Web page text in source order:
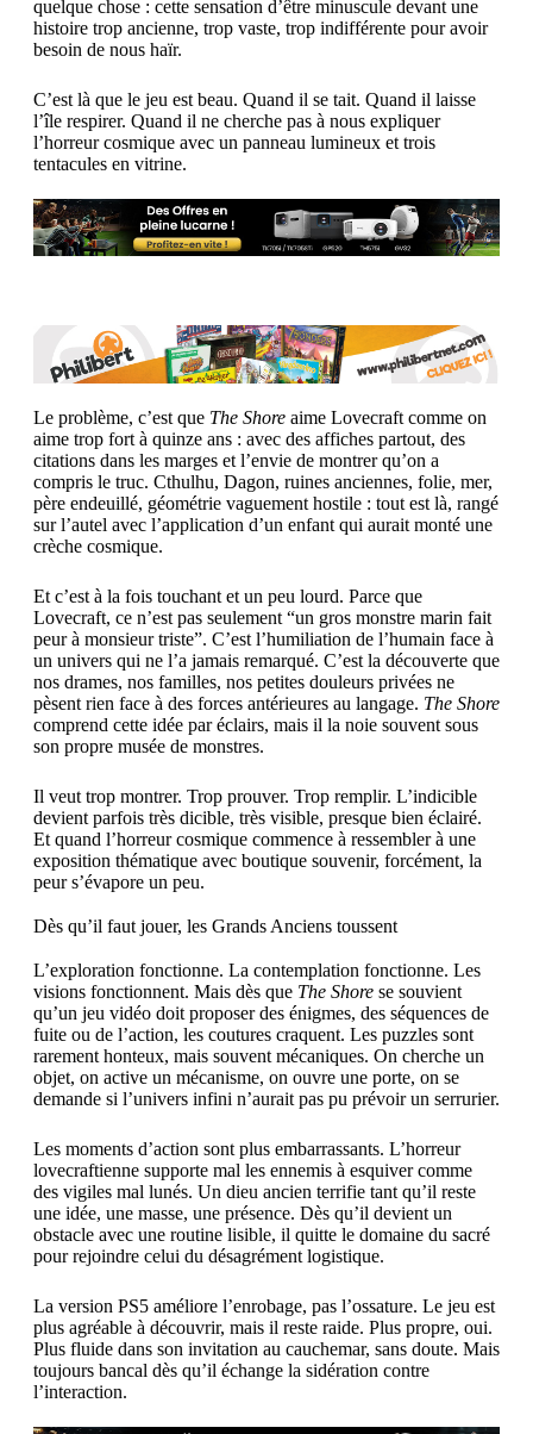
quelque chose : cette sensation d’être minuscule devant une
histoire trop ancienne, trop vaste, trop indifférente pour avoir
besoin de nous haïr.
C’est là que le jeu est beau. Quand il se tait. Quand il laisse
l’île respirer. Quand il ne cherche pas à nous expliquer
l’horreur cosmique avec un panneau lumineux et trois
tentacules en vitrine.
Le problème, c’est que The Shoreaime Lovecraft comme on
aime trop fort à quinze ans : avec des affiches partout, des
citations dans les marges et l’envie de montrer qu’on a
compris le truc. Cthulhu, Dagon, ruines anciennes, folie, mer,
père endeuillé, géométrie vaguement hostile : tout est là, rangé
sur l’autel avec l’application d’un enfant qui aurait monté une
crèche cosmique.
Et c’est à la fois touchant et un peu lourd. Parce que
Lovecraft, ce n’est pas seulement “un gros monstre marin fait
peur à monsieur triste”. C’est l’humiliation de l’humain face à
un univers qui ne l’a jamais remarqué. C’est la découverte que
nos drames, nos familles, nos petites douleurs privées ne
pèsent rien face à des forces antérieures au langage. The Shore
comprend cette idée par éclairs, mais il la noie souvent sous
son propre musée de monstres.
Il veut trop montrer. Trop prouver. Trop remplir. L’indicible
devient parfois très dicible, très visible, presque bien éclairé.
Et quand l’horreur cosmique commence à ressembler à une
exposition thématique avec boutique souvenir, forcément, la
peur s’évapore un peu.
Dès qu’il faut jouer, les Grands Anciens toussent
L’exploration fonctionne. La contemplation fonctionne. Les
visions fonctionnent. Mais dès que The Shorese souvient
qu’un jeu vidéo doit proposer des énigmes, des séquences de
fuite ou de l’action, les coutures craquent. Les puzzles sont
rarement honteux, mais souvent mécaniques. On cherche un
objet, on active un mécanisme, on ouvre une porte, on se
demande si l’univers infini n’aurait pas pu prévoir un serrurier.
Les moments d’action sont plus embarrassants. L’horreur
lovecraftienne supporte mal les ennemis à esquiver comme
des vigiles mal lunés. Un dieu ancien terrifie tant qu’il reste
une idée, une masse, une présence. Dès qu’il devient un
obstacle avec une routine lisible, il quitte le domaine du sacré
pour rejoindre celui du désagrément logistique.
La version PS5 améliore l’enrobage, pas l’ossature. Le jeu est
plus agréable à découvrir, mais il reste raide. Plus propre, oui.
Plus fluide dans son invitation au cauchemar, sans doute. Mais
toujours bancal dès qu’il échange la sidération contre
l’interaction.